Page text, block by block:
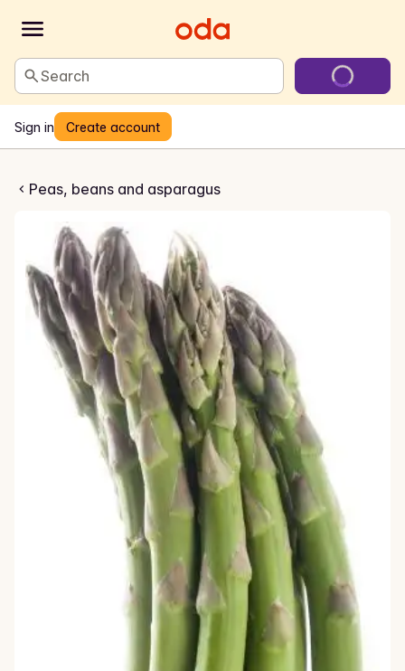
Search
Sign in Create account
Peas, beans and asparagus
Asparges